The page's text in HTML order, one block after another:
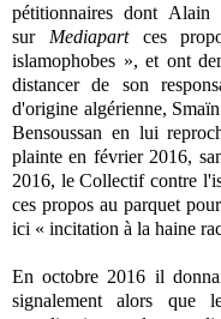
pétitionnaires dont
sur Mediapart ces
islamophobes », et ont
distancer de son
d'origine algérienne,
Bensoussan en lui
plainte en février 2016,
2016, le Collectif contre
ces propos au parquet
ici « incitation à la haine
En octobre 2016 il
signalement alors que